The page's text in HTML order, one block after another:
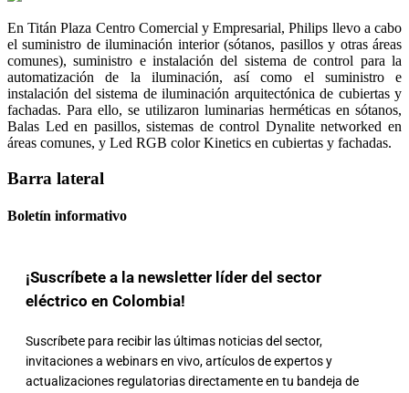
En Titán Plaza Centro Comercial y Empresarial, Philips llevo a cabo
el suministro de iluminación interior (sótanos, pasillos y otras áreas
comunes), suministro e instalación del sistema de control para la
automatización de la iluminación, así como el suministro e
instalación del sistema de iluminación arquitectónica de cubiertas y
fachadas. Para ello, se utilizaron luminarias herméticas en sótanos,
Balas Led en pasillos, sistemas de control Dynalite networked en
áreas comunes, y Led RGB color Kinetics en cubiertas y fachadas.
Barra lateral
Boletín informativo
¡Suscríbete a la newsletter líder del sector
eléctrico en Colombia!
Suscríbete para recibir las últimas noticias del sector,
invitaciones a webinars en vivo, artículos de expertos y
actualizaciones regulatorias directamente en tu bandeja de